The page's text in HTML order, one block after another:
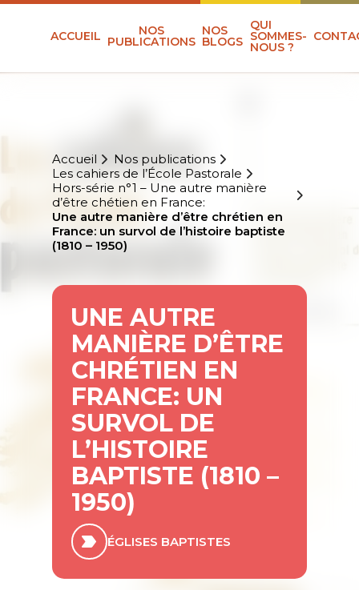
ACCUEIL NOS
PUBLICATIONS
NOS
BLOGS
QUI
SOMMES-
NOUS ?
Accueil
Nos publications
Les cahiers de l’École Pastorale
Hors-série n°1 – Une autre manière
d’être chétien en France:
Une autre manière d’être chrétien en
France: un survol de l’histoire baptiste
(1810 – 1950)
UNE AUTRE
MANIÈRE D’ÊTRE
CHRÉTIEN EN
FRANCE: UN
SURVOL DE
L’HISTOIRE
BAPTISTE (1810 –
1950)
ÉGLISES BAPTISTES